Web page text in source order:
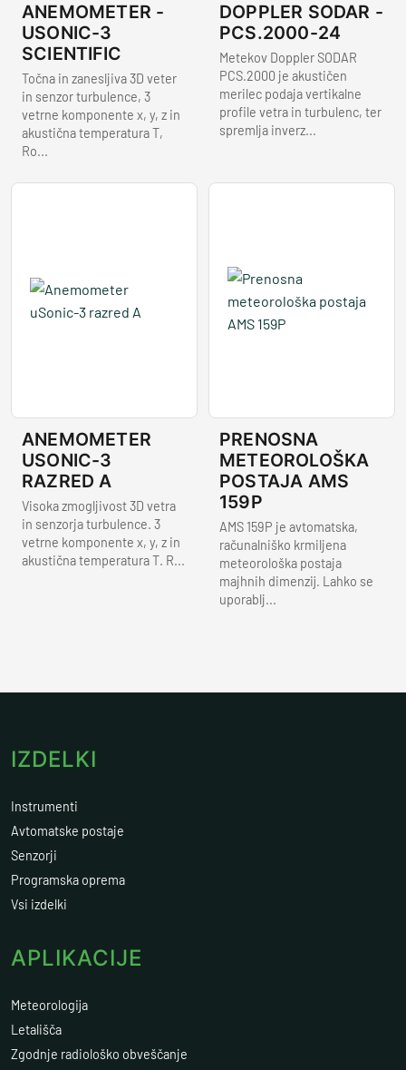
ANEMOMETER -
USONIC-3
SCIENTIFIC
Točna in zanesljiva 3D veter
in senzor turbulence, 3
vetrne komponente x, y, z in
akustična temperatura T,
Ro...
DOPPLER SODAR -
PCS.2000-24
Metekov Doppler SODAR
PCS.2000 je akustičen
merilec podaja vertikalne
profile vetra in turbulenc, ter
spremlja inverz...
ANEMOMETER
USONIC-3
RAZRED A
Visoka zmogljivost 3D vetra
in senzorja turbulence. 3
vetrne komponente x, y, z in
akustična temperatura T. R...
PRENOSNA
METEOROLOŠKA
POSTAJA AMS
159P
AMS 159P je avtomatska,
računalniško krmiljena
meteorološka postaja
majhnih dimenzij. Lahko se
uporablj...
IZDELKI
Instrumenti
Avtomatske postaje
Senzorji
Programska oprema
Vsi izdelki
APLIKACIJE
Meteorologija
Letališča
Zgodnje radiološko obveščanje